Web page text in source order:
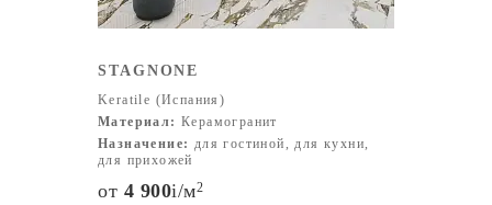
STAGNONE
Keratile (Испания)
Материал: Керамогранит
Назначение: для гостиной, для кухни,
для прихожей
от 4 900i/м2